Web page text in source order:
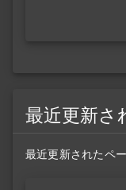
最近更新さ
最近更新されたペ